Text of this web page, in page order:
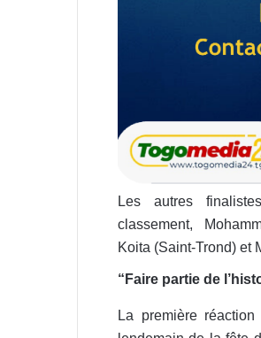
Les autres
classement,
Koita (Saint-Trond) et
“Faire partie de
La première